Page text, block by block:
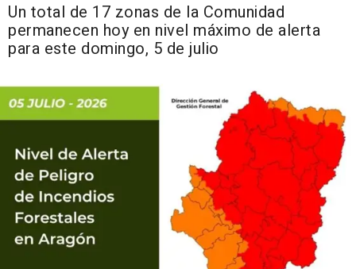
Un total de 17 zonas de la Comunidad
permanecen hoy en nivel máximo de alerta
para este domingo, 5 de julio